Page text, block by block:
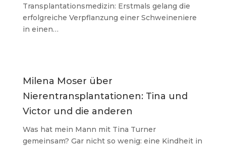
Transplantationsmedizin: Erstmals gelang die
erfolgreiche Verpflanzung einer Schweineniere
in einen…
Milena Moser über
Nierentransplantationen: Tina und
Victor und die anderen
Was hat mein Mann mit Tina Turner
gemeinsam? Gar nicht so wenig: eine Kindheit in